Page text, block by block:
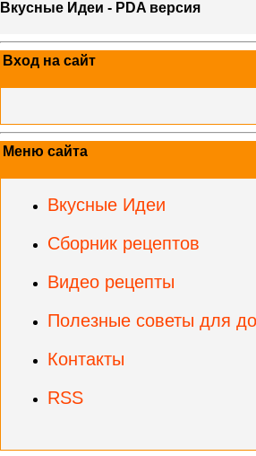
Вкусные Идеи - PDA версия
Вход на сайт
Меню сайта
Вкусные Идеи
Сборник рецептов
Видео рецепты
Полезные советы для
Контакты
RSS